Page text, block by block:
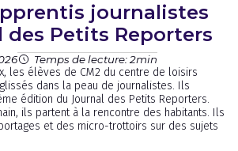
journalistes
des Petits Reporters
Temps de lecture: 2min
les élèves de CM2 du centre de loisirs
dans la peau de journalistes. Ils
édition du Journal des Petits Reporters.
ils partent à la rencontre des habitants. Ils
et des micro-trottoirs sur des sujets